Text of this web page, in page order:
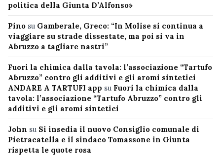
politica della Giunta D’Alfonso»
Pino su Gamberale, Greco: “In Molise si continua a
viaggiare su strade dissestate, ma poi si va in
Abruzzo a tagliare nastri”
Fuori la chimica dalla tavola: l’associazione “Tartufo
Abruzzo” contro gli additivi e gli aromi sintetici
ANDARE A TARTUFI app su Fuori la chimica dalla
tavola: l’associazione “Tartufo Abruzzo” contro gli
additivi e gli aromi sintetici
John su Si insedia il nuovo Consiglio comunale di
Pietracatella e il sindaco Tomassone in Giunta
rispetta le quote rosa